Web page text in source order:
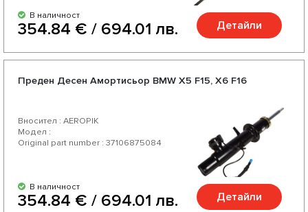
В наличност
354.84 € / 694.01 лв. Детайли
Преден Десен Амортисьор BMW X5 F15, X6 F16
Вносител : AEROPIK
Модел :
Original part number : 37106875084
В наличност
354.84 € / 694.01 лв. Детайли